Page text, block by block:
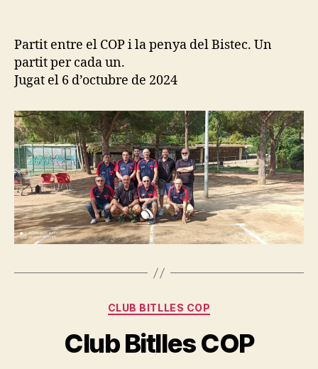
de
Partit entre el COP i la penya del Bistec. Un
partit per cada un.
Jugat el 6 d’octubre de 2024
Categories
CLUB BITLLES COP
Club Bitlles COP